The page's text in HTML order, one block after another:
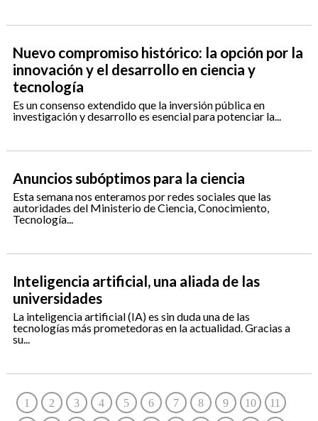
Nuevo compromiso histórico: la opción por la
innovación y el desarrollo en ciencia y
tecnología
Es un consenso extendido que la inversión pública en
investigación y desarrollo es esencial para potenciar la...
Anuncios subóptimos para la ciencia
Esta semana nos enteramos por redes sociales que las
autoridades del Ministerio de Ciencia, Conocimiento,
Tecnología...
Inteligencia artificial, una aliada de las
universidades
La inteligencia artificial (IA) es sin duda una de las
tecnologías más prometedoras en la actualidad. Gracias a
su...
1 2 3 4 5 6 7 8 9 10 11